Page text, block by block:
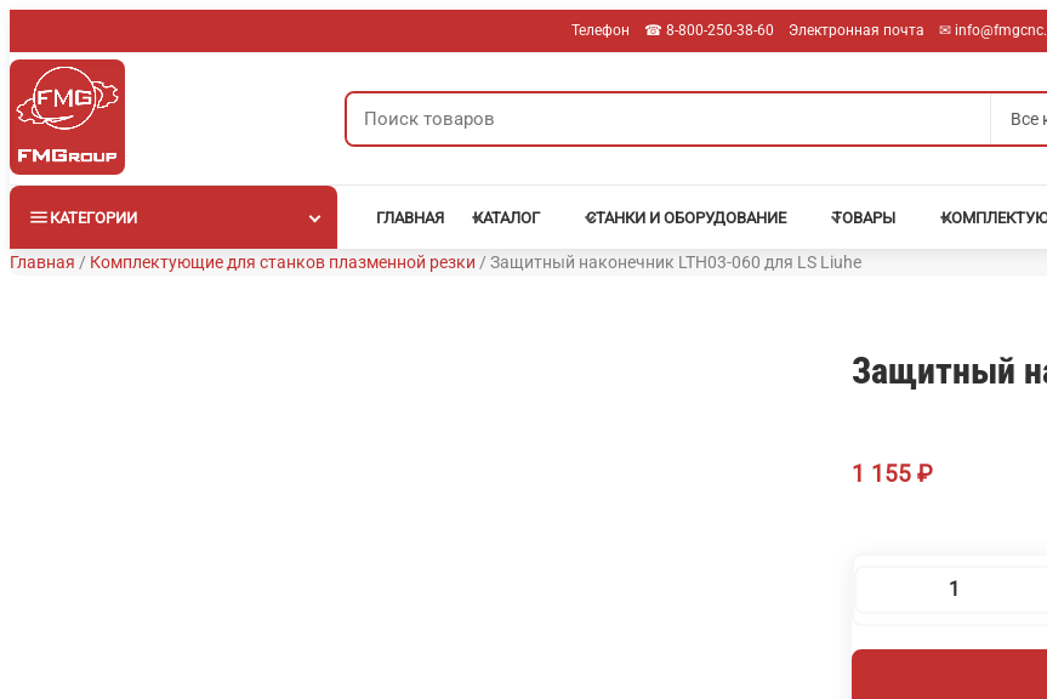
к
содержимому
Телефон ☎︎ 8-800-250-38-60 Электронная почта ✉︎
Поиск
товаров
КАТЕГОРИИ ГЛАВНАЯ КАТАЛОГ СТАНКИ И ОБОРУДОВАНИЕ ТОВАРЫ
Главная / Комплектующие для станков плазменной резки /Защитный наконечник LTH03-060 для LS Liuhe
Защитный
1 155 ₽
Количество